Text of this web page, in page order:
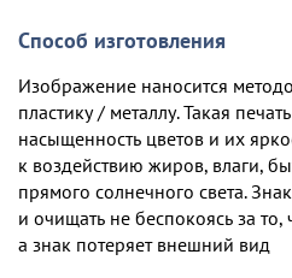
Способ изготовления
Изображение наносится
пластику / металлу. Такая
насыщенность цветов и их
к воздействию жиров, влаги,
прямого солнечного света.
и очищать не беспокоясь за то,
а знак потеряет внешний вид